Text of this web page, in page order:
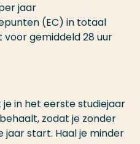
jaar
(EC) in totaal
voor gemiddeld 28 uur
in het eerste studiejaar
zodat je zonder
start. Haal je minder